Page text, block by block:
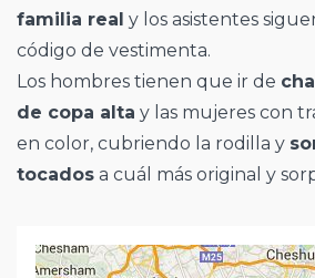
familia real y los asistentes
código de vestimenta.
Los hombres tienen que ir de
de copa alta y las mujeres con
en color, cubriendo la rodilla y
tocados a cuál más original y